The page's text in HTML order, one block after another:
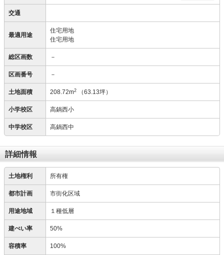
交通
最適用途
住宅用地
住宅用地
総区画数 －
区画番号 －
土地面積 208.72m2 （63.13坪）
小学校区 高鍋西小
中学校区 高鍋西中
詳細情報
土地権利 所有権
都市計画 市街化区域
用途地域 １種低層
建ぺい率 50%
容積率 100%